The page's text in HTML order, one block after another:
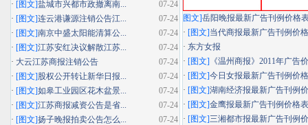
图文]岳阳晚报最新广告刊例价格
· [图文]当代商报最新广告刊例价
· 东方女报
· [图文] 《温州商报》2011年广告
· [图文]今日女报最新广告刊例价
· [图文]湖南经济报最新广告刊例
· [图文]金鹰报最新广告刊例价格表
· [图文]三湘都市报最新广告刊例
07-24
· [图文]盐城市兴都市政撤离南...
07-24
· [图文]连云港谦源注销公告江...
07-24
· [图文]南京中盛太阳能清算公...
07-24
· [图文]江苏安红决议解散江苏...
07-24
· 大云江苏商报注销公告
07-24
· [图文]股权公开转让新华日报...
07-24
· [图文]如皋工业园区花木盆景...
07-24
· [图文]江苏商报减资公告是省...
07-24
· [图文]扬子晚报拍卖公告怎么...